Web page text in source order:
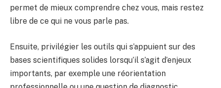
permet de mieux comprendre chez vous, mais restez
libre de ce qui ne vous parle pas.
Ensuite, privilégier les outils qui s’appuient sur des
bases scientifiques solides lorsqu’il s’agit d’enjeux
importants, par exemple une réorientation